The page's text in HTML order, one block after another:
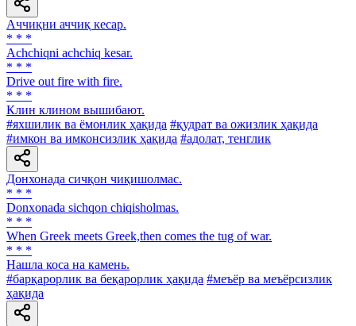
Аччиқни аччиқ кесар.
* * *
Achchiqni achchiq kesar.
* * *
Drive out fire with fire.
* * *
Клин клином вышибают.
#яхшилик ва ёмонлик ҳақида #қудрат ва ожизлик ҳақида
#имкон ва имконсизлик ҳақида #адолат, тенглик
Донхонада сичқон чиқишолмас.
* * *
Donxonada sichqon chiqisholmas.
* * *
When Greek meets Greek,then comes the tug of war.
* * *
Нашла коса на камень.
#барқарорлик ва беқарорлик ҳақида #меъёр ва меъёрсизлик
ҳақида